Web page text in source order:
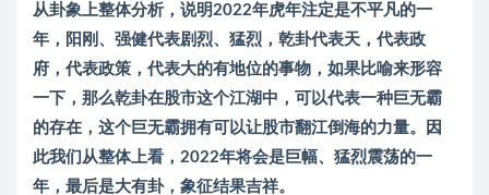
从卦象上整体分析，说明2022年虎年注定是不平凡的一
年，阳刚、强健代表剧烈、猛烈，乾卦代表天，代表政
府，代表政策，代表大的有地位的事物，如果比喻来形容
一下，那么乾卦在股市这个江湖中，可以代表一种巨无霸
的存在，这个巨无霸拥有可以让股市翻江倒海的力量。因
此我们从整体上看，2022年将会是巨幅、猛烈震荡的一
年，最后是大有卦，象征结果吉祥。